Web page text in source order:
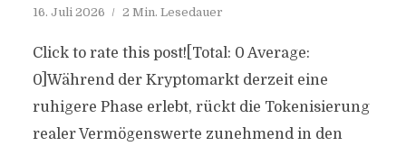
16. Juli 2026 2 Min. Lesedauer
Click to rate this post![Total: 0 Average:
0]Während der Kryptomarkt derzeit eine
ruhigere Phase erlebt, rückt die Tokenisierung
realer Vermögenswerte zunehmend in den